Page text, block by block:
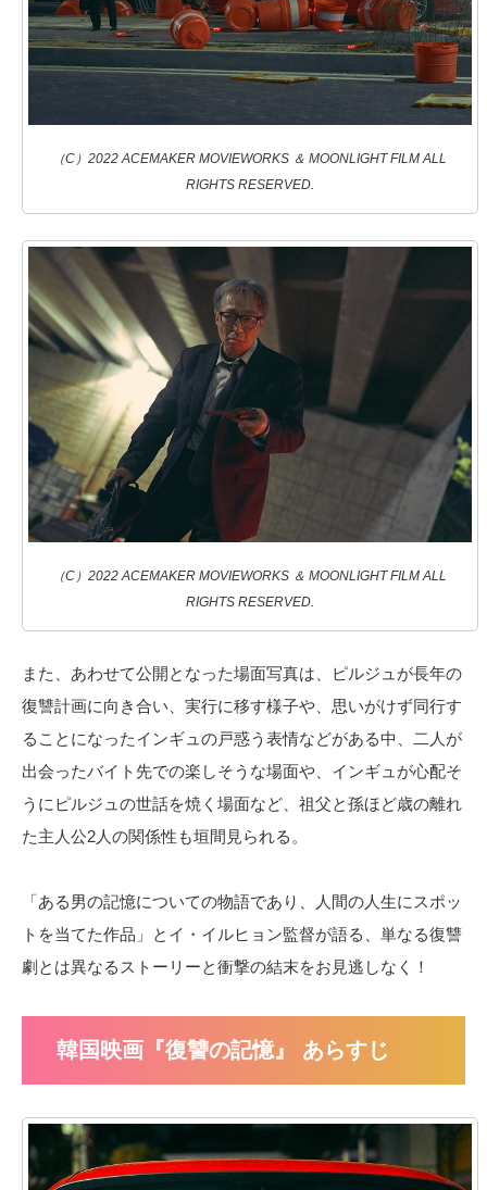
（C）2022 ACEMAKER MOVIEWORKS ＆ MOONLIGHT FILM ALL
RIGHTS RESERVED.
（C）2022 ACEMAKER MOVIEWORKS ＆ MOONLIGHT FILM ALL
RIGHTS RESERVED.
また、あわせて公開となった場面写真は、ピルジュが長年の
復讐計画に向き合い、実行に移す様子や、思いがけず同行す
ることになったインギュの戸惑う表情などがある中、二人が
出会ったバイト先での楽しそうな場面や、インギュが心配そ
うにピルジュの世話を焼く場面など、祖父と孫ほど歳の離れ
た主人公2人の関係性も垣間見られる。
「ある男の記憶についての物語であり、人間の人生にスポッ
トを当てた作品」とイ・イルヒョン監督が語る、単なる復讐
劇とは異なるストーリーと衝撃の結末をお見逃しなく！
韓国映画『復讐の記憶』 あらすじ